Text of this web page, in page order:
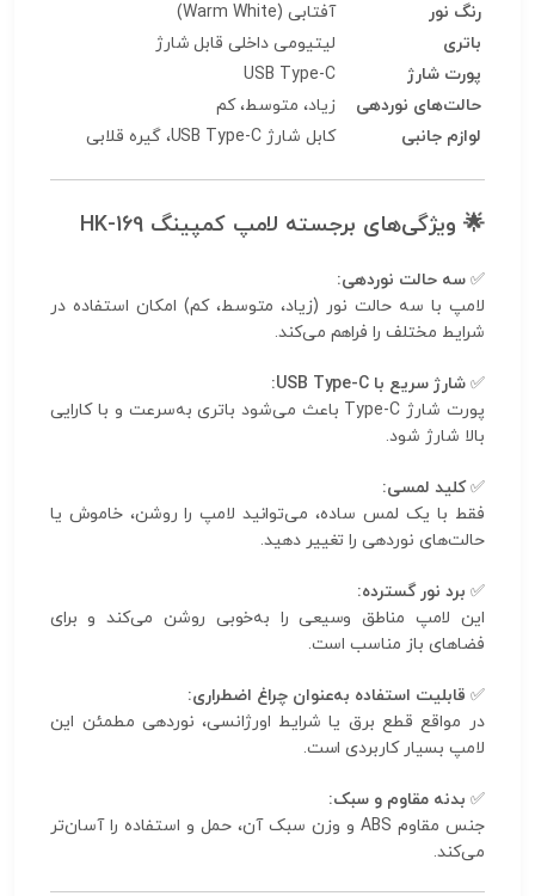
رنگ نور
آفتابی (Warm White)
باتری
لیتیومی داخلی قابل شارژ
پورت شارژ
USB Type-C
حالت‌های نوردهی
زیاد، متوسط، کم
لوازم جانبی
کابل شارژ USB Type-C، گیره قلابی
🌟 ویژگی‌های برجسته لامپ کمپینگ HK-169
✅سه حالت نوردهی:
لامپ با سه حالت نور (زیاد، متوسط، کم) امکان استفاده در
شرایط مختلف را فراهم می‌کند.
✅شارژ سریع با USB Type-C:
پورت شارژ Type-C باعث می‌شود باتری به‌سرعت و با کارایی
بالا شارژ شود.
✅کلید لمسی:
فقط با یک لمس ساده، می‌توانید لامپ را روشن، خاموش یا
حالت‌های نوردهی را تغییر دهید.
✅ برد نور گسترده:
این لامپ مناطق وسیعی را به‌خوبی روشن می‌کند و برای
فضاهای باز مناسب است.
✅ قابلیت استفاده به‌عنوان چراغ اضطراری:
در مواقع قطع برق یا شرایط اورژانسی، نوردهی مطمئن این
لامپ بسیار کاربردی است.
✅ بدنه مقاوم و سبک:
جنس مقاوم ABS و وزن سبک آن، حمل و استفاده را آسان‌تر
می‌کند.